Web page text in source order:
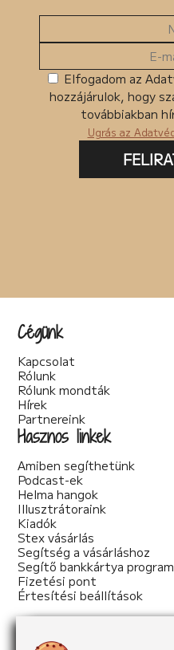
Elfogadom az
hozzájárulok, hogy
továbbiakban
Ugrás az
Cégünk
Kapcsolat
Rólunk
Rólunk mondták
Hírek
Partnereink
Hasznos linkek
Amiben segíthetünk
Podcast-ek
Helma hangok
Illusztrátoraink
Kiadók
Stex vásárlás
Segítség a vásárláshoz
Segítő bankkártya program
Fizetési pont
Értesítési beállítások